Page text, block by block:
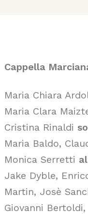
Cappella
Maria Chiara
Maria Clara
Cristina Rinaldi
Maria Baldo,
Monica Serretti
Jake Dyble,
Martin, Josè
Giovanni